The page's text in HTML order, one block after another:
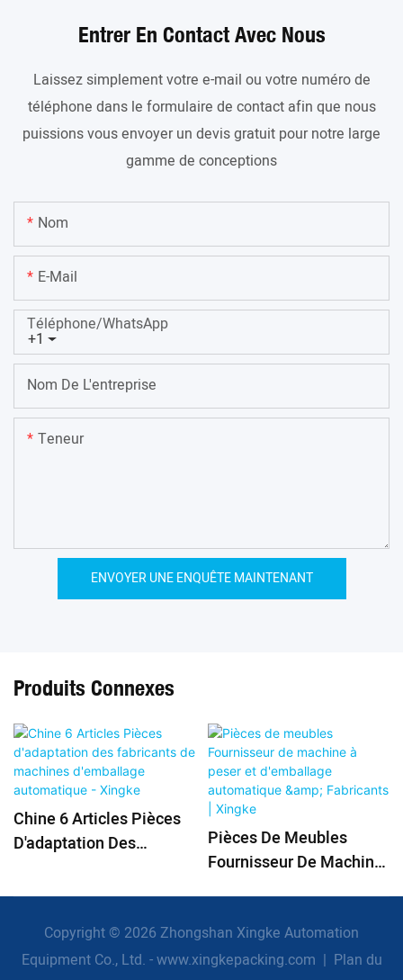
Entrer En Contact Avec Nous
Laissez simplement votre e-mail ou votre numéro de
téléphone dans le formulaire de contact afin que nous
puissions vous envoyer un devis gratuit pour notre large
gamme de conceptions
Nom
E-Mail
+1
Téléphone/WhatsApp
Nom De L'entreprise
Teneur
ENVOYER UNE ENQUÊTE MAINTENANT
Produits Connexes
Chine 6 Articles Pièces
D'adaptation Des
D'emballage
Pièces De Meubles
Fournisseur De Machine
Fabricants | Xingke
Copyright © 2026 Zhongshan Xingke Automation
Equipment Co., Ltd. - www.xingkepacking.com | Plan du